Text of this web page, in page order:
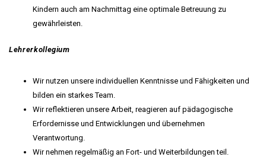
Kindern auch am Nachmittag eine optimale Betreuung zu
gewährleisten.
Lehrerkollegium
Wir nutzen unsere individuellen Kenntnisse und Fähigkeiten und
bilden ein starkes Team.
Wir reflektieren unsere Arbeit, reagieren auf pädagogische
Erfordernisse und Entwicklungen und übernehmen
Verantwortung.
Wir nehmen regelmäßig an Fort- und Weiterbildungen teil.